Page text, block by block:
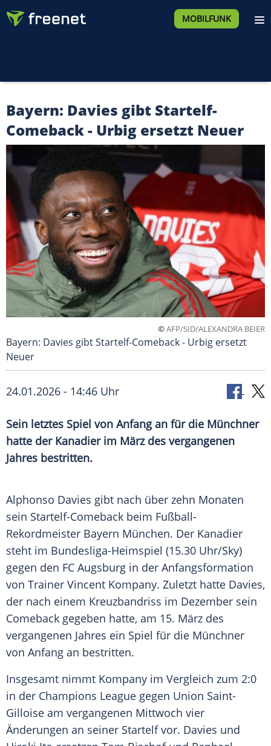
MOBILFUNK
Bayern: Davies gibt Startelf-
Comeback - Urbig ersetzt Neuer
©AFP/SID/ALEXANDRA BEIER
Bayern: Davies gibt Startelf-Comeback - Urbig ersetzt
Neuer
24.01.2026 - 14:46 Uhr
Sein letztes Spiel von Anfang an für die Münchner
hatte der Kanadier im März des vergangenen
Jahres bestritten.
Alphonso Davies gibt nach über zehn Monaten
sein Startelf-Comeback beim Fußball-
Rekordmeister Bayern München. Der Kanadier
steht im Bundesliga-Heimspiel (15.30 Uhr/Sky)
gegen den FC Augsburg in der Anfangsformation
von Trainer Vincent Kompany. Zuletzt hatte Davies,
der nach einem Kreuzbandriss im Dezember sein
Comeback gegeben hatte, am 15. März des
vergangenen Jahres ein Spiel für die Münchner
von Anfang an bestritten.
Insgesamt nimmt Kompany im Vergleich zum 2:0
in der Champions League gegen Union Saint-
Gilloise am vergangenen Mittwoch vier
Änderungen an seiner Startelf vor. Davies und